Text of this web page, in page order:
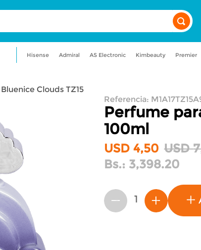
Hisense Admiral AS Electronic Kimbeauty Premier
Clouds TZ15
Referencia:
Perfume
100ml
USD 4,50 USD 7
Bs.: 3,398.20
＋
－
fragancia licuadora